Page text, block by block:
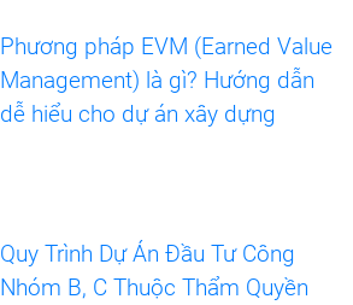
Phương pháp EVM (Earned Value
Management) là gì? Hướng dẫn
dễ hiểu cho dự án xây dựng
Quy Trình Dự Án Đầu Tư Công
Nhóm B, C Thuộc Thẩm Quyền